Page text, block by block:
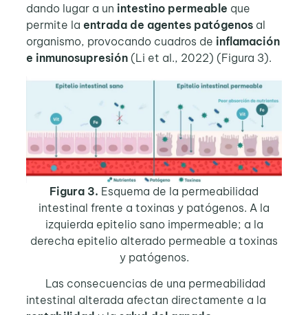
dando lugar a un intestino permeable que
permite la entrada de agentes patógenos al
organismo, provocando cuadros de inflamación
e inmunosupresión (Li et al., 2022) (Figura 3).
Figura 3. Esquema de la permeabilidad
intestinal frente a toxinas y patógenos. A la
izquierda epitelio sano impermeable; a la
derecha epitelio alterado permeable a toxinas
y patógenos.
Las consecuencias de una permeabilidad
intestinal alterada afectan directamente a la